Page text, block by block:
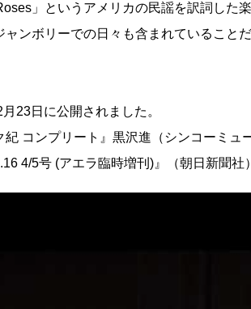
」というアメリカの民謡を訳詞した
ンボリーでの日々も含まれていることだ
23日に公開されました。
コンプリート』黒沢進（シンコーミュ
4/5号 (アエラ臨時増刊)』（朝日新聞社）